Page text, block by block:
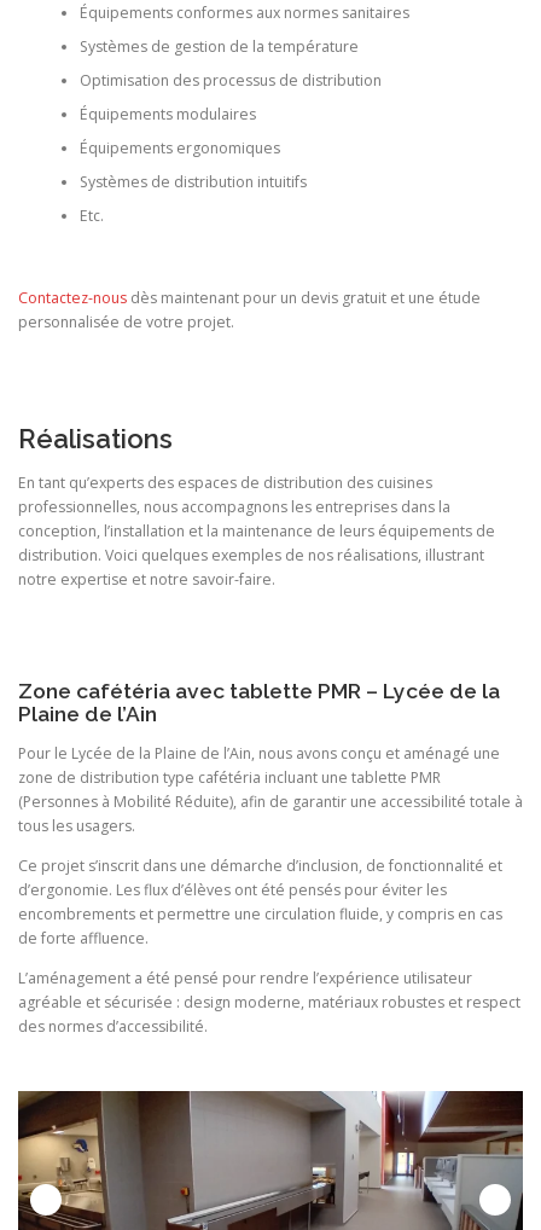
Équipements conformes aux normes sanitaires
Systèmes de gestion de la température
Optimisation des processus de distribution
Équipements modulaires
Équipements ergonomiques
Systèmes de distribution intuitifs
Etc.
Contactez-nous dès maintenant pour un devis gratuit et une étude
personnalisée de votre projet.
Réalisations
En tant qu’experts des espaces de distribution des cuisines
professionnelles, nous accompagnons les entreprises dans la
conception, l’installation et la maintenance de leurs équipements de
distribution. Voici quelques exemples de nos réalisations, illustrant
notre expertise et notre savoir-faire.
Zone cafétéria avec tablette PMR – Lycée de la
Plaine de l’Ain
Pour le Lycée de la Plaine de l’Ain, nous avons conçu et aménagé une
zone de distribution type cafétéria incluant une tablette PMR
(Personnes à Mobilité Réduite), afin de garantir une accessibilité totale à
tous les usagers.
Ce projet s’inscrit dans une démarche d’inclusion, de fonctionnalité et
d’ergonomie. Les flux d’élèves ont été pensés pour éviter les
encombrements et permettre une circulation fluide, y compris en cas
de forte affluence.
L’aménagement a été pensé pour rendre l’expérience utilisateur
agréable et sécurisée : design moderne, matériaux robustes et respect
des normes d’accessibilité.